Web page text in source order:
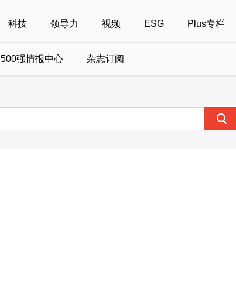
科技 领导力 视频 ESG Plus专栏
中国最具社会
财富40U40创想会
500强情报中心 杂志订阅